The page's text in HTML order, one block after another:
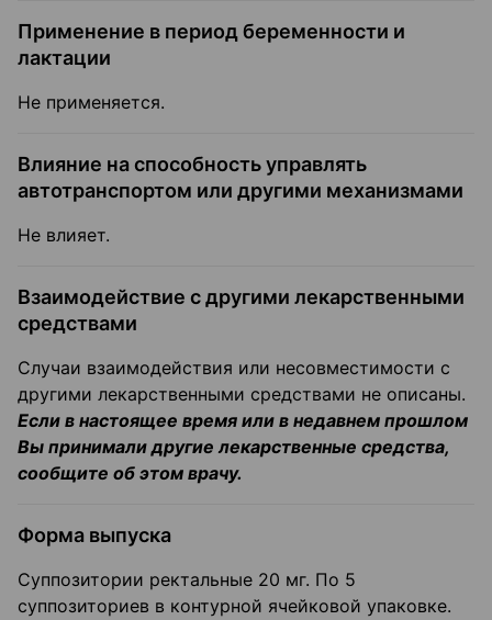
Применение в период беременности и
лактации
Не применяется.
Влияние на способность управлять
автотранспортом или другими механизмами
Не влияет.
Взаимодействие с другими лекарственными
средствами
Случаи взаимодействия или несовместимости с
другими лекарственными средствами не описаны.
Если в настоящее время или в недавнем прошлом
Вы принимали другие лекарственные средства,
сообщите об этом врачу.
Форма выпуска
Суппозитории ректальные 20 мг. По 5
суппозиториев в контурной ячейковой упаковке.